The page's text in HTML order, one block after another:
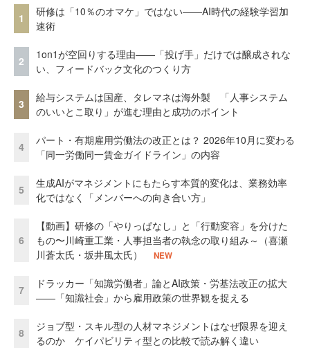
1
研修は「10％のオマケ」ではない——AI時代の経験学習加
速術
2
1on1が空回りする理由——「投げ手」だけでは醸成されな
い、フィードバック文化のつくり方
3
給与システムは国産、タレマネは海外製 「人事システム
のいいとこ取り」が進む理由と成功のポイント
4
パート・有期雇用労働法の改正とは？ 2026年10月に変わる
「同一労働同一賃金ガイドライン」の内容
5
生成AIがマネジメントにもたらす本質的変化は、業務効率
化ではなく「メンバーへの向き合い方」
6
【動画】研修の「やりっぱなし」と「行動変容」を分けた
もの〜川崎重工業・人事担当者の執念の取り組み～（喜瀬
川蒼太氏・坂井風太氏）
NEW
7
ドラッカー「知識労働者」論とAI政策・労基法改正の拡大
——「知識社会」から雇用政策の世界観を捉える
8
ジョブ型・スキル型の人材マネジメントはなぜ限界を迎え
るのか ケイパビリティ型との比較で読み解く違い